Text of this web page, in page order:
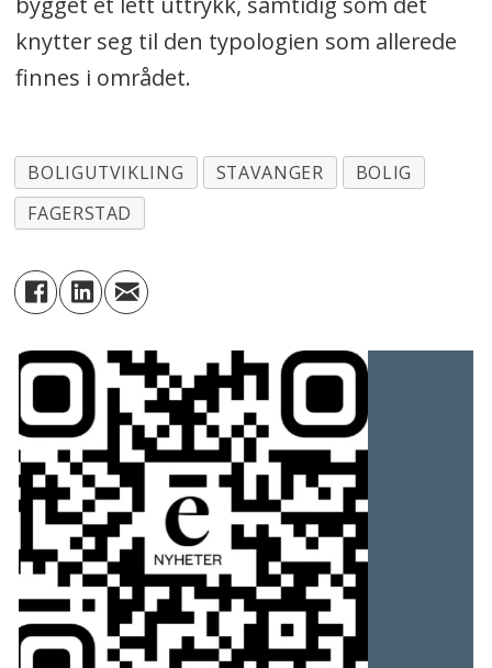
knytter seg til den typologien som allerede
finnes i området.
BOLIGUTVIKLING STAVANGER
BOLIG
FAGERSTAD